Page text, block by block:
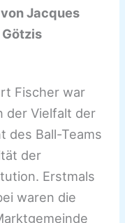
Jacques
Fischer war
der Vielfalt der
des Ball-Teams
der
Erstmals
waren die